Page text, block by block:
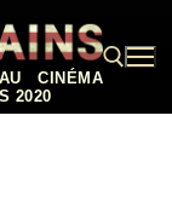
CINÉMA
2020